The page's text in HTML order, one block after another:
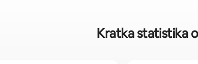
Kratka statistika